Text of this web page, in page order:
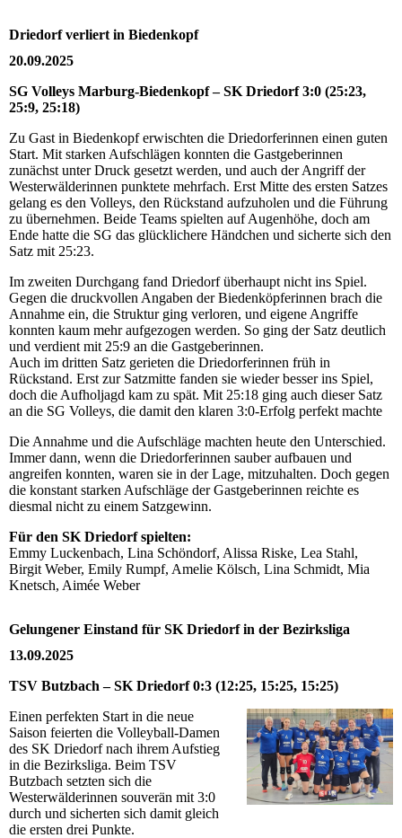
Driedorf verliert in Biedenkopf
20.09.2025
SG Volleys Marburg-Biedenkopf – SK Driedorf 3:0 (25:23,
25:9, 25:18)
Zu Gast in Biedenkopf erwischten die Driedorferinnen einen guten
Start. Mit starken Aufschlägen konnten die Gastgeberinnen
zunächst unter Druck gesetzt werden, und auch der Angriff der
Westerwälderinnen punktete mehrfach. Erst Mitte des ersten Satzes
gelang es den Volleys, den Rückstand aufzuholen und die Führung
zu übernehmen. Beide Teams spielten auf Augenhöhe, doch am
Ende hatte die SG das glücklichere Händchen und sicherte sich den
Satz mit 25:23.
Im zweiten Durchgang fand Driedorf überhaupt nicht ins Spiel.
Gegen die druckvollen Angaben der Biedenköpferinnen brach die
Annahme ein, die Struktur ging verloren, und eigene Angriffe
konnten kaum mehr aufgezogen werden. So ging der Satz deutlich
und verdient mit 25:9 an die Gastgeberinnen.
Auch im dritten Satz gerieten die Driedorferinnen früh in
Rückstand. Erst zur Satzmitte fanden sie wieder besser ins Spiel,
doch die Aufholjagd kam zu spät. Mit 25:18 ging auch dieser Satz
an die SG Volleys, die damit den klaren 3:0-Erfolg perfekt machte
Die Annahme und die Aufschläge machten heute den Unterschied.
Immer dann, wenn die Driedorferinnen sauber aufbauen und
angreifen konnten, waren sie in der Lage, mitzuhalten. Doch gegen
die konstant starken Aufschläge der Gastgeberinnen reichte es
diesmal nicht zu einem Satzgewinn.
Für den SK Driedorf spielten:
Emmy Luckenbach, Lina Schöndorf, Alissa Riske, Lea Stahl,
Birgit Weber, Emily Rumpf, Amelie Kölsch, Lina Schmidt, Mia
Knetsch, Aimée Weber
Gelungener Einstand für SK Driedorf in der Bezirksliga
13.09.2025
TSV Butzbach – SK Driedorf 0:3 (12:25, 15:25, 15:25)
Einen perfekten Start in die neue
Saison feierten die Volleyball-Damen
des SK Driedorf nach ihrem Aufstieg
in die Bezirksliga. Beim TSV
Butzbach setzten sich die
Westerwälderinnen souverän mit 3:0
durch und sicherten sich damit gleich
die ersten drei Punkte.